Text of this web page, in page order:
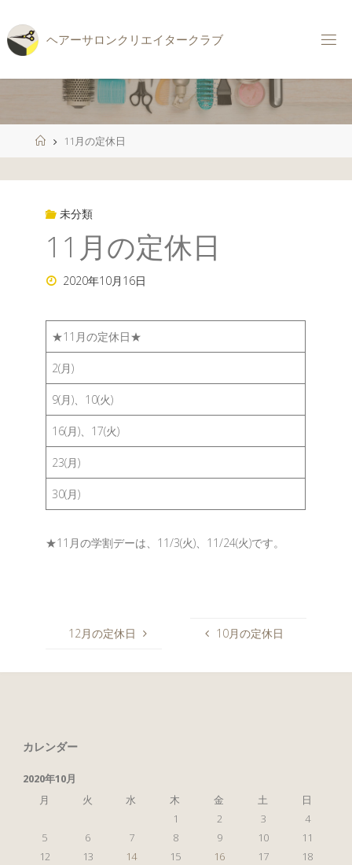
ン
テ
ス
ヘアーサロ ンク リ エイ タークラブ
ホ
ー
11月の定休日
未分類
11月の定休日
2020年10月16日
★11月の定休日★
2(月)
9(月)、10(火)
16(月)、17(火)
23(月)
30(月)
★11月の学割デーは、11/3(火)、11/24(火)です。
10月の定休日
12月の定休日
カレンダー
2020年10月
月
火 水 木 金 土
日
1
2 3
4
5
6 7 8 9 10
11
12
13 14 15 16 17
18